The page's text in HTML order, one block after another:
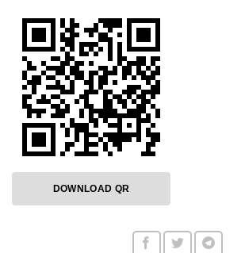
DOWNLOAD QR